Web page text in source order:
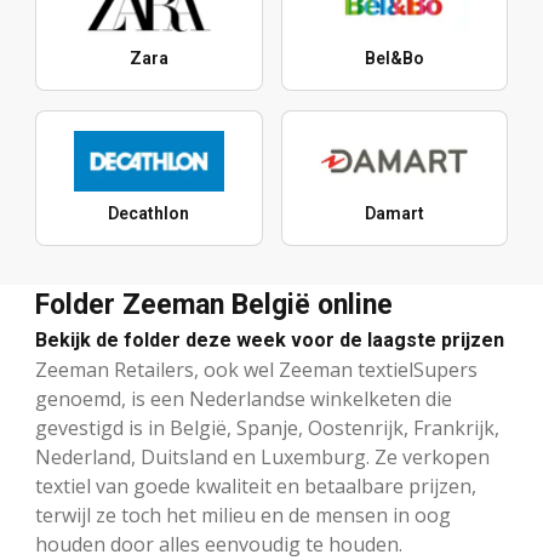
Zara Bel&Bo
Decathlon Damart
Folder Zeeman België online
Bekijk de folder deze week voor de laagste prijzen
Zeeman Retailers, ook wel Zeeman textielSupers
genoemd, is een Nederlandse winkelketen die
gevestigd is in België, Spanje, Oostenrijk, Frankrijk,
Nederland, Duitsland en Luxemburg. Ze verkopen
textiel van goede kwaliteit en betaalbare prijzen,
terwijl ze toch het milieu en de mensen in oog
houden door alles eenvoudig te houden.